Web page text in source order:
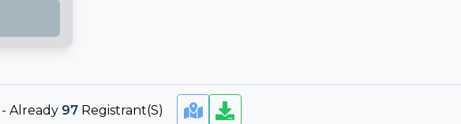
- Already 97 Registrant(s)